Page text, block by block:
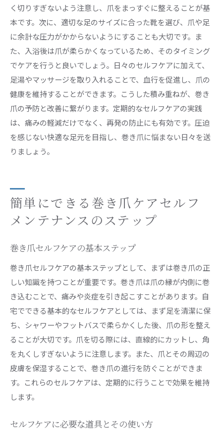
く切りすぎないよう注意し、爪をまっすぐに整えることが基
本です。次に、適切な足のサイズに合った靴を選び、爪や足
に余計な圧力がかからないようにすることも大切です。ま
た、入浴後は爪が柔らかくなっているため、そのタイミング
でケアを行うと良いでしょう。日々のセルフケアに加えて、
足湯やマッサージを取り入れることで、血行を促進し、爪の
健康を維持することができます。こうした積み重ねが、巻き
爪の予防と改善に繋がります。定期的なセルフケアの実践
は、痛みの軽減だけでなく、再発の防止にも有効です。圧迫
を感じない快適な足元を目指し、巻き爪に悩まない日々を送
りましょう。
簡単にできる巻き爪ケアセルフ
メンテナンスのステップ
巻き爪セルフケアの基本ステップ
巻き爪セルフケアの基本ステップとして、まずは巻き爪の正
しい知識を持つことが重要です。巻き爪は爪の縁が内側に巻
き込むことで、痛みや炎症を引き起こすことがあります。自
宅でできる基本的なセルフケアとしては、まず足を清潔に保
ち、シャワーやフットバスで柔らかくした後、爪の形を整え
ることが大切です。爪を切る際には、直線的にカットし、角
を丸くしすぎないように注意します。また、爪とその周辺の
皮膚を保湿することで、巻き爪の進行を防ぐことができま
す。これらのセルフケアは、定期的に行うことで効果を維持
します。
セルフケアに必要な道具とその使い方